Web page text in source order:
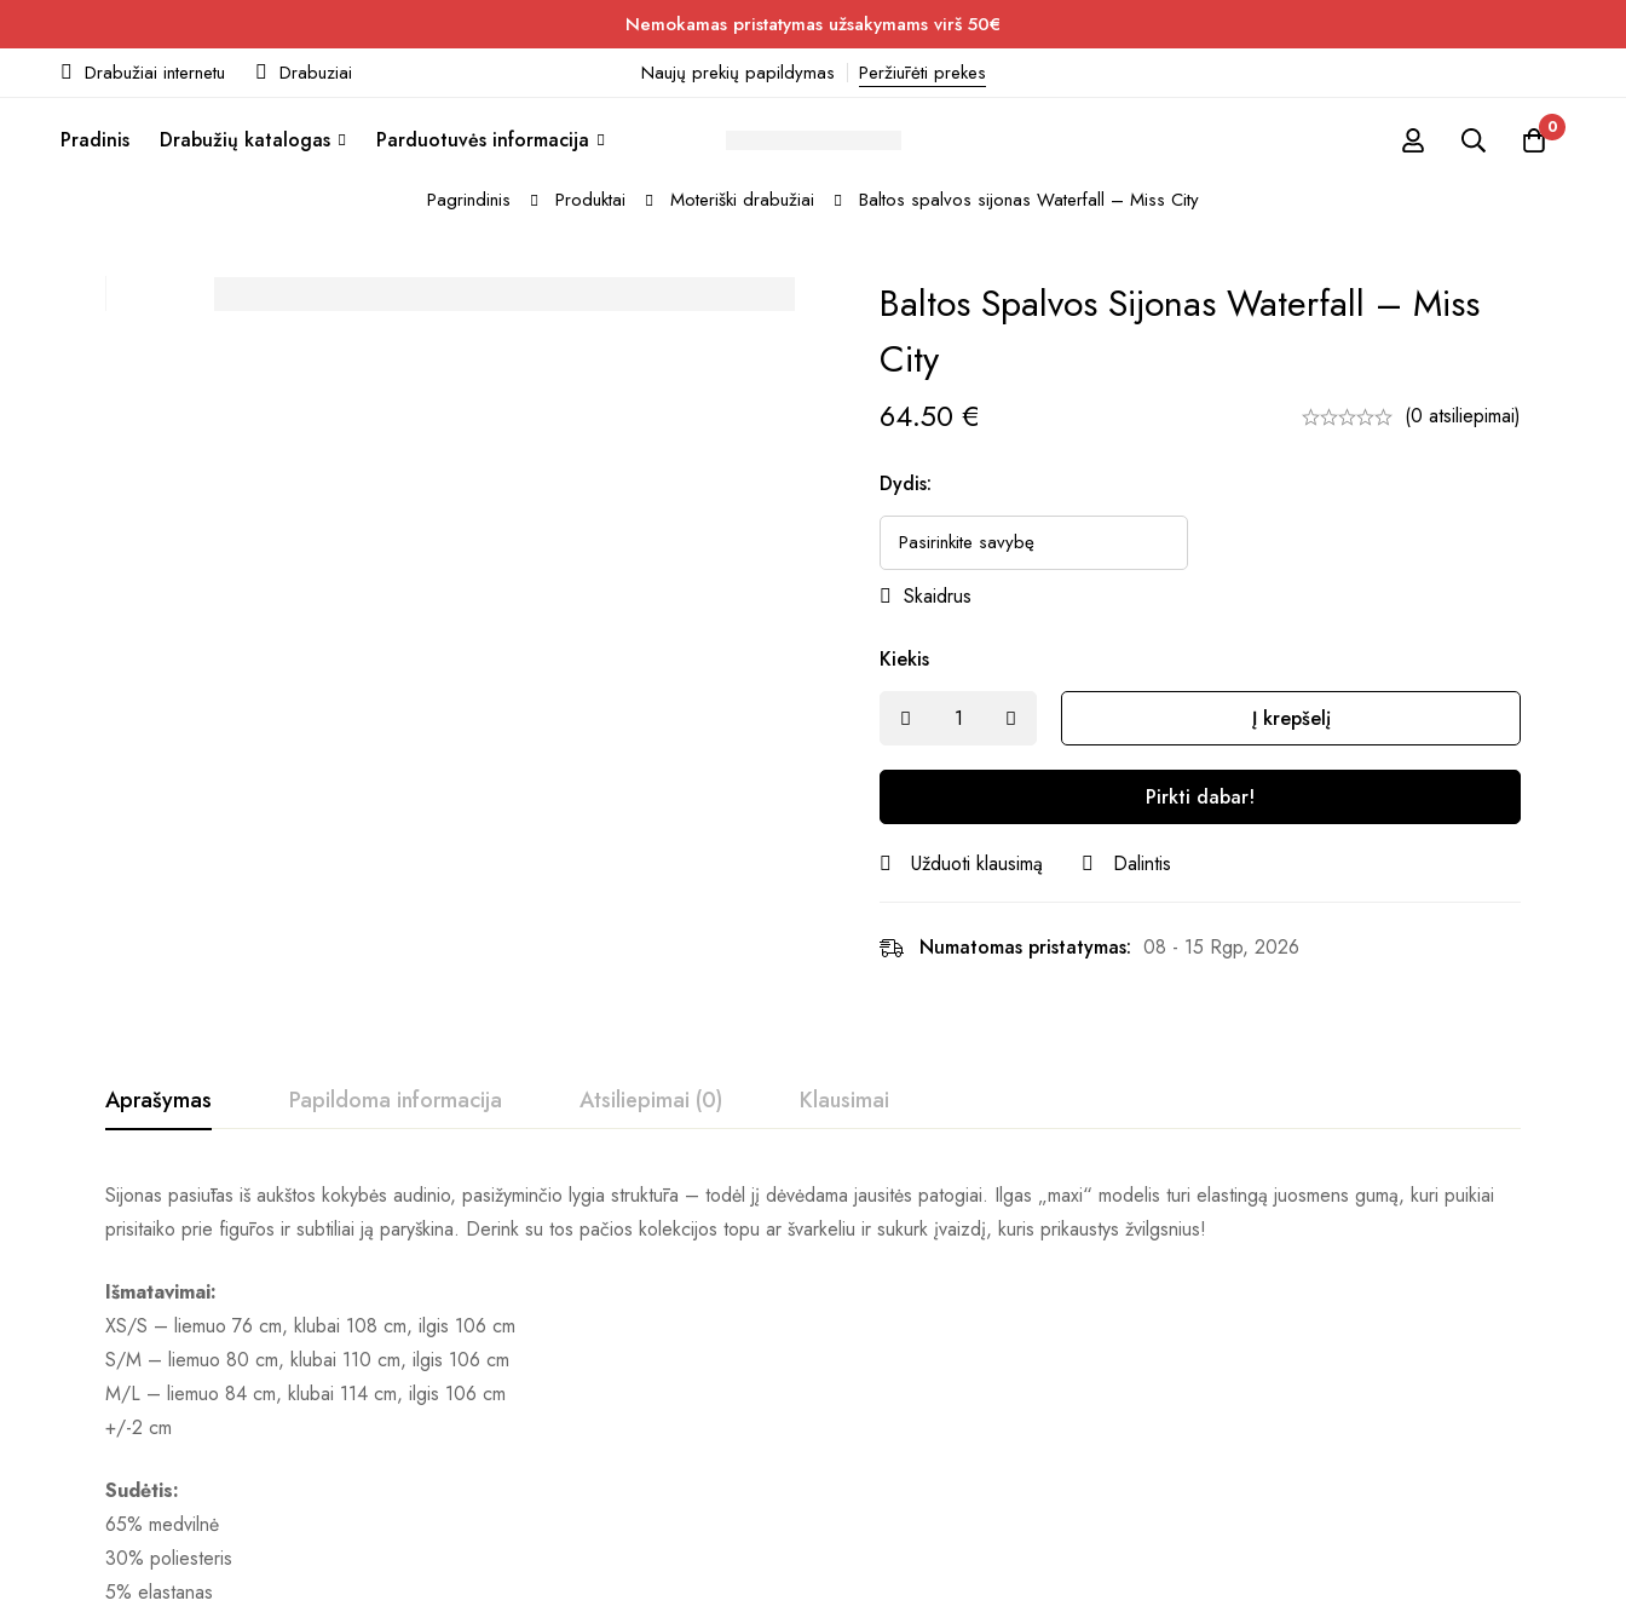
Nemokamas pristatymas užsakymams virš 50€
Drabužiai internetu
Drabuziai Naujų prekių papildymas Peržiūrėti prekes
Pradinis Drabužių katalogas Parduotuvės informacija 0
Pagrindinis Produktai Moteriški drabužiai Baltos spalvos sijonas Waterfall – Miss City
Baltos Spalvos Sijonas Waterfall – Miss
City
64.50 € (0 atsiliepimai)
Dydis:
Skaidrus
Kiekis
Į krepšelį
Pirkti dabar!
Užduoti klausimą Dalintis
Numatomas pristatymas: 08 - 15 Rgp, 2026
Aprašymas Papildoma informacija Atsiliepimai (0) Klausimai
Sijonas pasiūtas iš aukštos kokybės audinio, pasižyminčio lygia struktūra – todėl jį dėvėdama jausitės patogiai. Ilgas „maxi“ modelis turi elastingą juosmens gumą, kuri puikiai
prisitaiko prie figūros ir subtiliai ją paryškina. Derink su tos pačios kolekcijos topu ar švarkeliu ir sukurk įvaizdį, kuris prikaustys žvilgsnius!
Išmatavimai:
XS/S – liemuo 76 cm, klubai 108 cm, ilgis 106 cm
S/M – liemuo 80 cm, klubai 110 cm, ilgis 106 cm
M/L – liemuo 84 cm, klubai 114 cm, ilgis 106 cm
+/-2 cm
Sudėtis:
65% medvilnė
30% poliesteris
5% elastanas